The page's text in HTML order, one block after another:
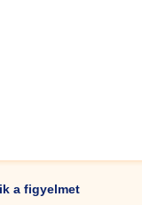
a figyelmet